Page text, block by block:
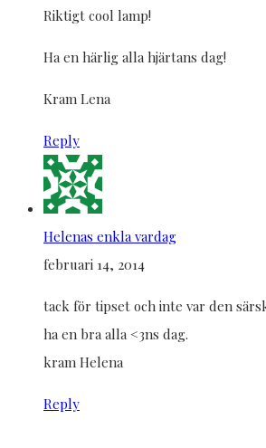
Riktigt cool lamp!
Ha en härlig alla hjärtans dag!
Kram Lena
Reply
Helenas enkla vardag
februari 14, 2014
tack för tipset och inte var den
ha en bra alla <3ns dag.
kram Helena
Reply